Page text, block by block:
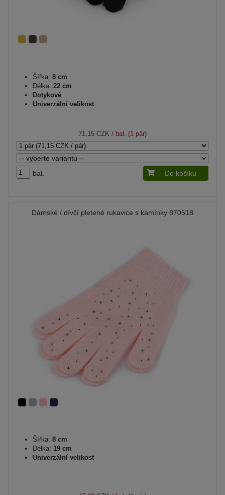
Šířka: 8 cm
Délka: 22 cm
Dotykové
Univerzální velikost
71,15 CZK / bal. (1 pár)
bal. Do košíku
Dámské / dívčí pletené rukavice s kamínky 870518
Šířka: 8 cm
Délka: 19 cm
Univerzální velikost